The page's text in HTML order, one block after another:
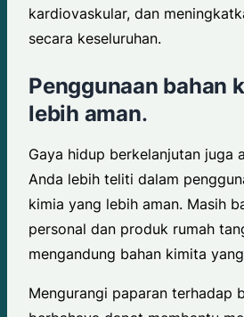
kardiovaskular, dan
secara keseluruhan.
Penggunaan bahan
lebih aman.
Gaya hidup berkelanjutan juga
Anda lebih teliti dalam
kimia yang lebih aman. Masih
personal dan produk rumah
mengandung bahan kimita
Mengurangi paparan terhadap